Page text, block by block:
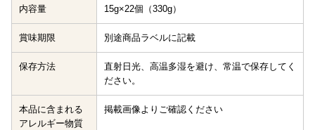
内容量 15g×22個（330g）
賞味期限 別途商品ラベルに記載
保存方法
直射日光、高温多湿を避け、常温で保存してく
ださい。
本品に含まれる
アレルギー物質
掲載画像よりご確認ください